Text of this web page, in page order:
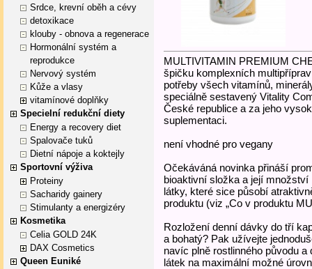
Srdce, krevní oběh a cévy
detoxikace
klouby - obnova a regenerace
Hormonální systém a
reprodukce
Nervový systém
Kůže a vlasy
vitamínové doplňky
Specielní redukční diety
Energy a recovery diet
Spalovače tuků
Dietní nápoje a koktejly
Sportovní výživa
Proteiny
Sacharidy gainery
Stimulanty a energizéry
Kosmetika
Celia GOLD 24K
DAX Cosmetics
Queen Euniké
MULTIVITAMIN PREMIUM
špičku komplexních
potřeby všech vitamínů,
speciálně sestavený Vitality
České republice a za jeho
suplementaci.
není vhodné pro vegany
Očekáváná novinka přináší
bioaktivní složka a její
látky, které sice působí
produktu (viz „Co v produktu
Rozložení denní dávky do tří
a bohatý? Pak užívejte
navíc plně rostlinného původu
látek na maximální možné